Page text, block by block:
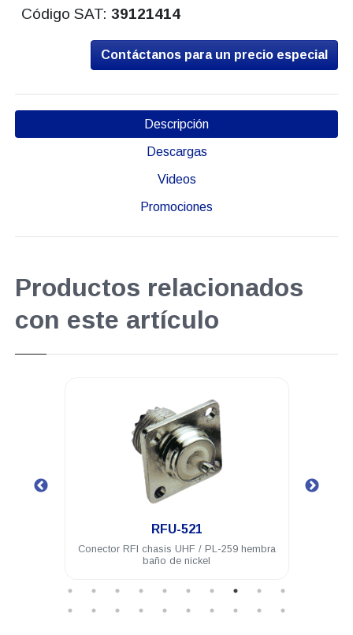
Código SAT:39121414
Contáctanos para un precio especial
Descripción
Descargas
Videos
Promociones
Productos relacionados
con este artículo
RFU-521
Conector RFI chasis UHF / PL-259 hembra
baño de nickel